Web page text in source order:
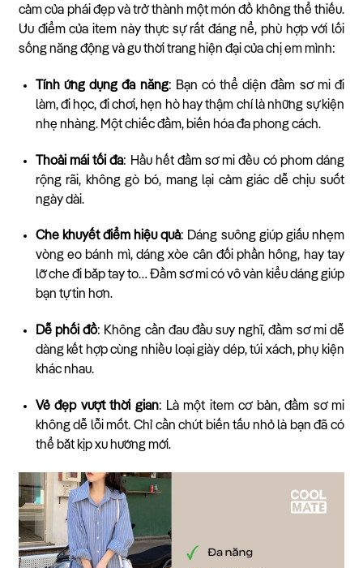
cảm của phái đẹp và trở thành một món đồ không thể thiếu.
Ưu điểm của item này thực sự rất đáng nể, phù hợp với lối
sống năng động và gu thời trang hiện đại của chị em mình:
Tính ứng dụng đa năng: Bạn có thể diện đầm sơ mi đi
làm, đi học, đi chơi, hẹn hò hay thậm chí là những sự kiện
nhẹ nhàng. Một chiếc đầm, biến hóa đa phong cách.
Thoải mái tối đa: Hầu hết đầm sơ mi đều có phom dáng
rộng rãi, không gò bó, mang lại cảm giác dễ chịu suốt
ngày dài.
Che khuyết điểm hiệu quả: Dáng suông giúp giấu nhẹm
vòng eo bánh mì, dáng xòe cân đối phần hông, hay tay
lỡ che đi bắp tay to… Đầm sơ mi có vô vàn kiểu dáng giúp
bạn tự tin hơn.
Dễ phối đồ: Không cần đau đầu suy nghĩ, đầm sơ mi dễ
dàng kết hợp cùng nhiều loại giày dép, túi xách, phụ kiện
khác nhau.
Vẻ đẹp vượt thời gian: Là một item cơ bản, đầm sơ mi
không dễ lỗi mốt. Chỉ cần chút biến tấu nhỏ là bạn đã có
thể bắt kịp xu hướng mới.